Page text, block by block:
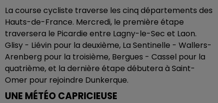
La course cycliste traverse les cinq départements des
Hauts-de-France. Mercredi, le première étape
traversera le Picardie entre Lagny-le-Sec et Laon.
Glisy - Liévin pour la deuxième, La Sentinelle - Wallers-
Arenberg pour la troisième, Bergues - Cassel pour la
quatrième, et la dernière étape débutera à Saint-
Omer pour rejoindre Dunkerque.
UNE MÉTÉO CAPRICIEUSE